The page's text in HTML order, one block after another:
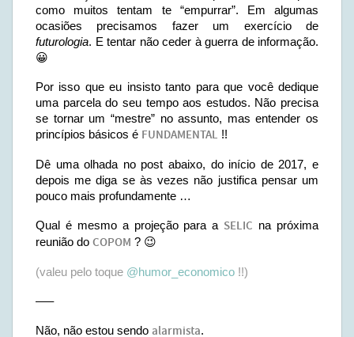
como muitos tentam te “empurrar”. Em algumas
ocasiões precisamos fazer um exercício de
futurologia. E tentar não ceder à guerra de informação.
😀
Por isso que eu insisto tanto para que você dedique
uma parcela do seu tempo aos estudos. Não precisa
se tornar um “mestre” no assunto, mas entender os
princípios básicos é FUNDAMENTAL !!
Dê uma olhada no post abaixo, do início de 2017, e
depois me diga se às vezes não justifica pensar um
pouco mais profundamente …
Qual é mesmo a projeção para a SELIC na próxima
reunião do COPOM ? 😉
(valeu pelo toque @humor_economico !!)
—–
Não, não estou sendo alarmista.